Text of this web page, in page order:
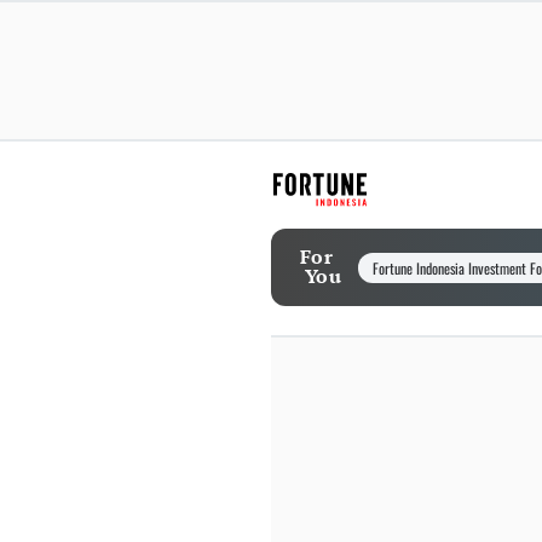
For
You Fortune Indonesia Investment